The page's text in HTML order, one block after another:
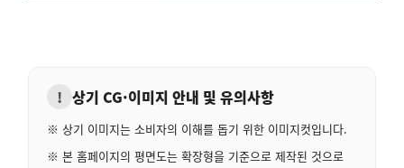
! 상기 CG·이미지 안내 및 유의사항
※ 상기 이미지는 소비자의 이해를 돕기 위한 이미지컷입니다.
※ 본 홈페이지의 평면도는 확장형을 기준으로 제작된 것으로